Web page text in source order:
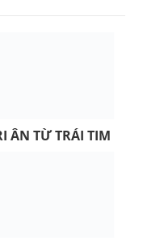
ÂN TỪ TRÁI TIM